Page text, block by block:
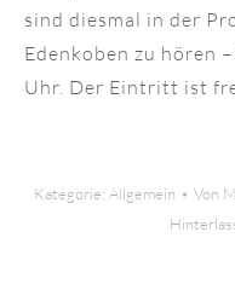
sind diesmal in der
Edenkoben zu hören
Uhr. Der Eintritt ist
Kategorie: Allgemein Von